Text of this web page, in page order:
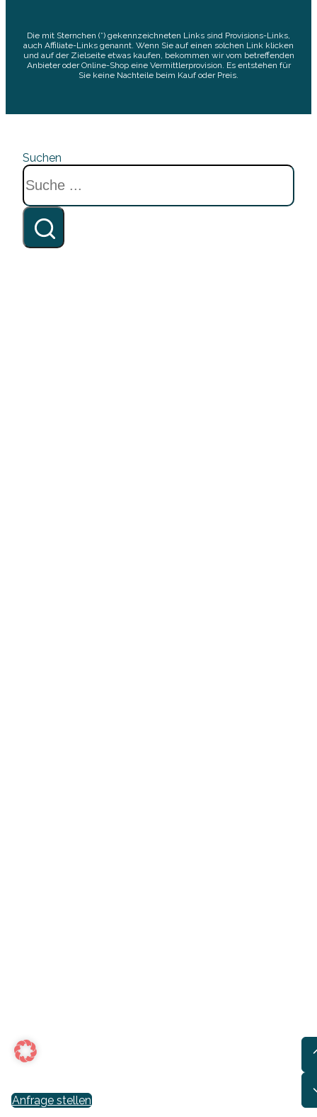
Die mit Sternchen (*) gekennzeichneten Links sind Provisions-Links,
auch Affiliate-Links genannt. Wenn Sie auf einen solchen Link klicken
und auf der Zielseite etwas kaufen, bekommen wir vom betreffenden
Anbieter oder Online-Shop eine Vermittlerprovision. Es entstehen für
Sie keine Nachteile beim Kauf oder Preis.
Anfrage stellen
Suchen